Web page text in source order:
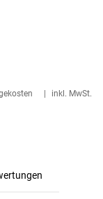
inkl. MwSt.